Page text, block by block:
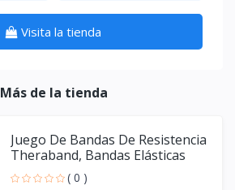
Visita la tienda
Más de la tienda
Juego De Bandas De Resistencia
Theraband, Bandas Elásticas
( 0 )